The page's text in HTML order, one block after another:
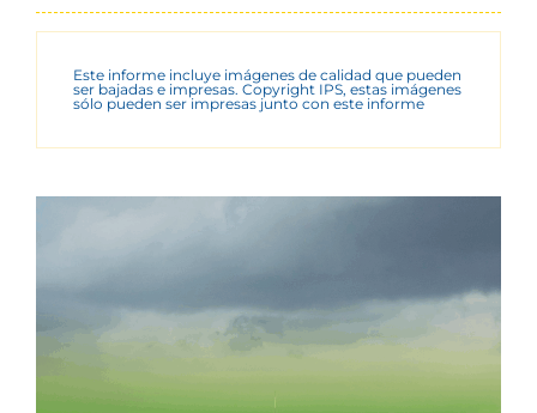
Este informe incluye imágenes de calidad que pueden
ser bajadas e impresas. Copyright IPS, estas imágenes
sólo pueden ser impresas junto con este informe